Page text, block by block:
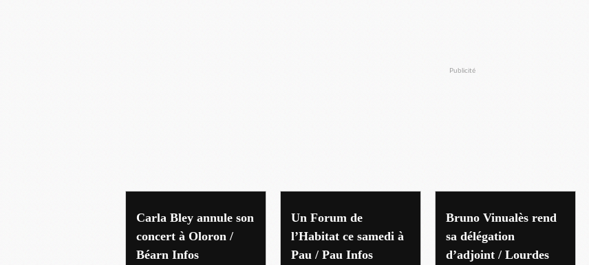
Publicité
Carla Bley annule son
concert à Oloron /
Béarn Infos
Un Forum de
l’Habitat ce samedi à
Pau / Pau Infos
Bruno Vinualès rend
sa délégation
d’adjoint / Lourdes